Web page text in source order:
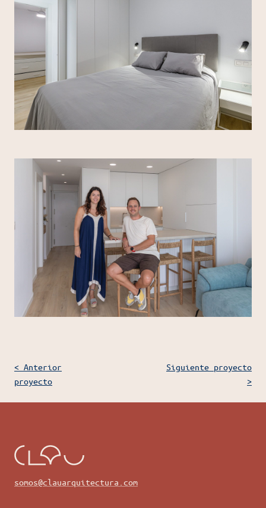
< Anterior
proyecto
Siguiente proyecto
>
somos@clauarquitectura.com